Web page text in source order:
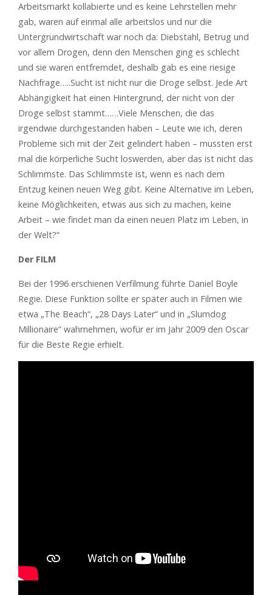
Arbeitsmarkt kollabierte und es keine Lehrstellen mehr
gab, waren auf einmal alle arbeitslos und nur die
Untergrundwirtschaft war noch da: Diebstahl, Betrug und
vor allem Drogen, denn den Menschen ging es schlecht
und sie waren entfremdet, deshalb gab es eine riesige
Nachfrage…..Sucht ist nicht nur die Droge selbst. Jede Art
Abhängigkeit hat einen Hintergrund, der nicht von der
Droge selbst stammt……Viele Menschen, die das
irgendwie durchgestanden haben – Leute wie ich, deren
Probleme sich mit der Zeit gelindert haben – mussten erst
mal die körperliche Sucht loswerden, aber das ist nicht das
Schlimmste. Das Schlimmste ist, wenn es nach dem
Entzug keinen neuen Weg gibt. Keine Alternative im Leben,
keine Möglichkeiten, etwas aus sich zu machen, keine
Arbeit – wie findet man da einen neuen Platz im Leben, in
der Welt?“
Der FILM
Bei der 1996 erschienen Verfilmung führte Daniel Boyle
Regie. Diese Funktion sollte er später auch in Filmen wie
etwa „The Beach“, „28 Days Later“ und in „Slumdog
Millionaire“ wahrnehmen, wofür er im Jahr 2009 den Oscar
für die Beste Regie erhielt.